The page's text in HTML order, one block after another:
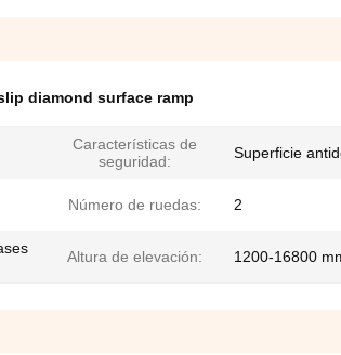
diamond surface ramp
Características de
seguridad:
Superficie
Número de ruedas: 2
Altura de elevación: 1200-16800